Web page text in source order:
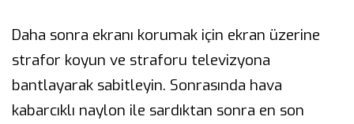
Daha sonra ekranı korumak için ekran üzerine
strafor koyun ve straforu televizyona
bantlayarak sabitleyin. Sonrasında hava
kabarcıklı naylon ile sardıktan sonra en son